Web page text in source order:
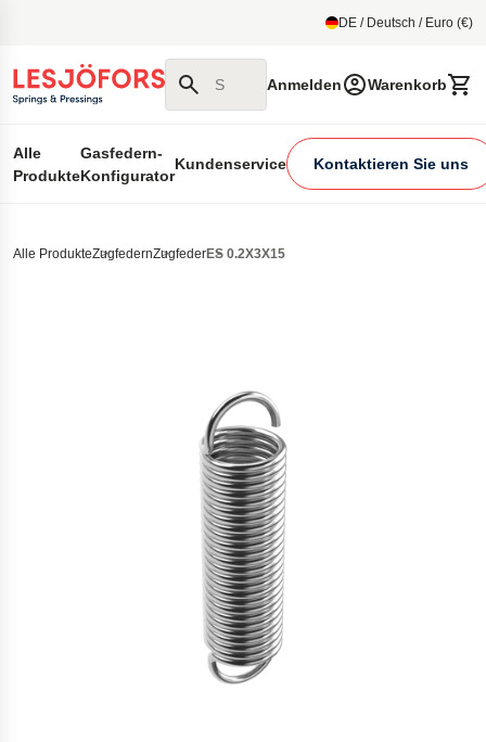
DE / Deutsch / Euro (€)
Suchen Sie auf unserer Website
Anmelden Warenkorb
Alle
Produkte
Gasfedern-
Konfigurator
Kundenservice Kontaktieren Sie uns
Alle ProdukteZugfedernZugfederES 0.2X3X15